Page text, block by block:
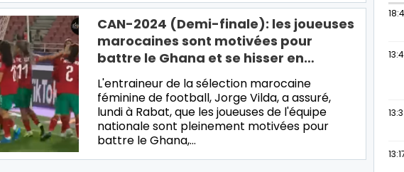
CAN-2024 (Demi-finale): les joueuses
marocaines sont motivées pour
battre le Ghana et se hisser en…
L'entraineur de la sélection marocaine
féminine de football, Jorge Vilda, a assuré,
lundi à Rabat, que les joueuses de l'équipe
nationale sont pleinement motivées pour
battre le Ghana,…